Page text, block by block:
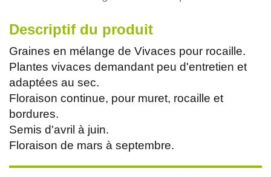
Descriptif du produit
Graines en mélange de Vivaces pour rocaille.
Plantes vivaces demandant peu d'entretien et
adaptées au sec.
Floraison continue, pour muret, rocaille et
bordures.
Semis d'avril à juin.
Floraison de mars à septembre.